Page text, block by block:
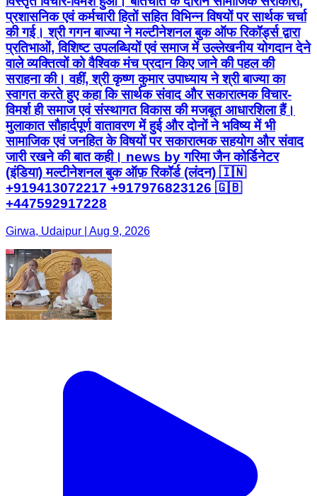
प्रशासनिक एवं कर्मचारी हितों सहित विभिन्न विषयों पर सार्थक चर्चा
की गई। श्री गगन बाज्या ने मल्टीनेशनल बुक ऑफ रिकॉर्ड्स द्वारा
प्रतिभाओं, विशिष्ट उपलब्धियों एवं समाज में उल्लेखनीय योगदान देने
वाले व्यक्तित्वों को वैश्विक मंच प्रदान किए जाने की पहल की
सराहना की। वहीं, श्री कृष्ण कुमार उपाध्याय ने श्री बाज्या का
स्वागत करते हुए कहा कि सार्थक संवाद और सकारात्मक विचार-
विमर्श ही समाज एवं संस्थागत विकास की मजबूत आधारशिला हैं।
मुलाकात सौहार्दपूर्ण वातावरण में हुई और दोनों ने भविष्य में भी
सामाजिक एवं जनहित के विषयों पर सकारात्मक सहयोग और संवाद
जारी रखने की बात कही। news by गरिमा जैन कोर्डिनेटर
(इंडिया) मल्टीनेशनल बुक ऑफ़ रिकॉर्ड (लंदन) 🇮🇳
+919413072217 +917976823126 🇬🇧
+447592917228
Girwa, Udaipur | Aug 9, 2026